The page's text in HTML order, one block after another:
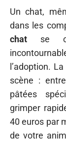
Un chat,
dans les
chat se
l’adoption.
scène :
pâtées
grimper
40 euros par
de votre